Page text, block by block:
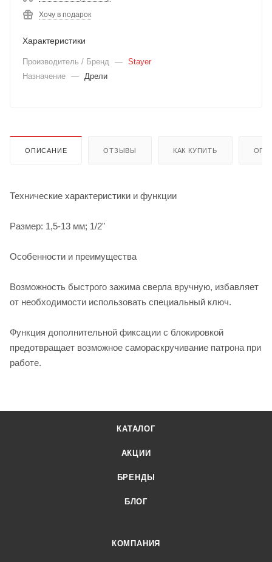
Хочу в подарок
Характеристики
Производитель / Бренд — Stayer
Назначение — Дрели
ОПИСАНИЕ ОТЗЫВЫ КАК КУПИТЬ
Технические характеристики и функции
Размер: 1,5-13 мм; 1/2"
Особенности и преимущества
Возможность быстрого зажима сверла вручную, избавляет
от необходимости использовать специальный ключ.
Функция дополнительной фиксации с блокировкой
предотвращает возможное самораскручивание патрона при
работе.
КАТАЛОГ
АКЦИИ
БРЕНДЫ
БЛОГ
КОМПАНИЯ